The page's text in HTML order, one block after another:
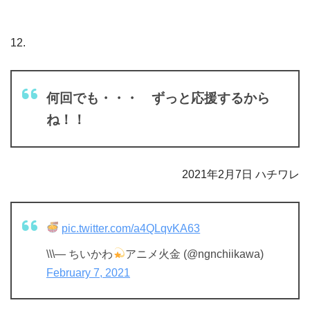
12.
何回でも・・・ ずっと応援するから
ね！！
2021年2月7日 ハチワレ
pic.twitter.com/a4QLqvKA63
\\\— ちいかわ
アニメ火金 (@ngnchiikawa)
February 7, 2021